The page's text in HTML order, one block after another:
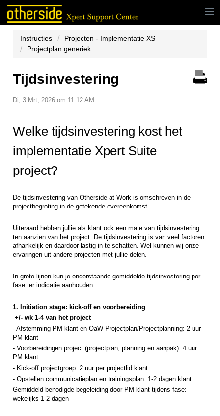
Instructies
Projecten - Implementatie XS
Projectplan generiek
Tijdsinvestering
Di, 3 Mrt, 2026 om 11:12 AM
Welke tijdsinvestering kost het
implementatie Xpert Suite
project?
De tijdsinvestering van Otherside at Work is omschreven in de
projectbegroting in de getekende overeenkomst.
Uiteraard hebben jullie als klant ook een mate van tijdsinvestering
ten aanzien van het project. De tijdsinvestering is van veel factoren
afhankelijk en daardoor lastig in te schatten. Wel kunnen wij onze
ervaringen uit andere projecten met jullie delen.
In grote lijnen kun je onderstaande gemiddelde tijdsinvestering per
fase ter indicatie aanhouden.
1. Initiation stage: kick-off en voorbereiding
+/- wk 1-4 van het project
- Afstemming PM klant en OaW Projectplan/Projectplanning: 2 uur
PM klant
- Voorbereidingen project (projectplan, planning en aanpak): 4 uur
PM klant
- Kick-off projectgroep: 2 uur per projectlid klant
- Opstellen communicatieplan en trainingsplan: 1-2 dagen klant
Gemiddeld benodigde begeleiding door PM klant tijdens fase:
wekelijks 1-2 dagen